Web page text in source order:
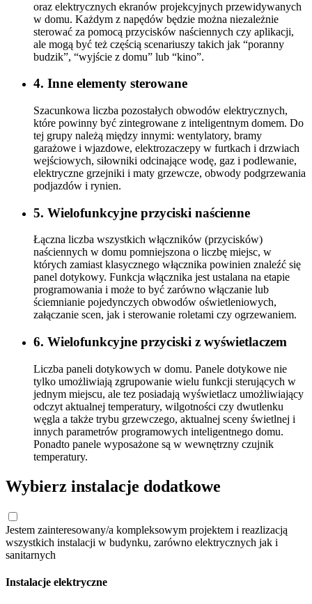
oraz elektrycznych ekranów projekcyjnych przewidywanych
w domu. Każdym z napędów będzie można niezależnie
sterować za pomocą przycisków naściennych czy aplikacji,
ale mogą być też częścią scenariuszy takich jak “poranny
budzik”, “wyjście z domu” lub “kino”.
4. Inne elementy sterowane
Szacunkowa liczba pozostałych obwodów elektrycznych,
które powinny być zintegrowane z inteligentnym domem. Do
tej grupy należą między innymi: wentylatory, bramy
garażowe i wjazdowe, elektrozaczepy w furtkach i drzwiach
wejściowych, siłowniki odcinające wodę, gaz i podlewanie,
elektryczne grzejniki i maty grzewcze, obwody podgrzewania
podjazdów i rynien.
5. Wielofunkcyjne przyciski naścienne
Łączna liczba wszystkich włączników (przycisków)
naściennych w domu pomniejszona o liczbę miejsc, w
których zamiast klasycznego włącznika powinien znaleźć się
panel dotykowy. Funkcja włącznika jest ustalana na etapie
programowania i może to być zarówno włączanie lub
ściemnianie pojedynczych obwodów oświetleniowych,
załączanie scen, jak i sterowanie roletami czy ogrzewaniem.
6. Wielofunkcyjne przyciski z wyświetlaczem
Liczba paneli dotykowych w domu. Panele dotykowe nie
tylko umożliwiają zgrupowanie wielu funkcji sterujących w
jednym miejscu, ale tez posiadają wyświetlacz umożliwiający
odczyt aktualnej temperatury, wilgotności czy dwutlenku
węgla a także trybu grzewczego, aktualnej sceny świetlnej i
innych parametrów programowych inteligentnego domu.
Ponadto panele wyposażone są w wewnętrzny czujnik
temperatury.
Wybierz instalacje dodatkowe
Jestem zainteresowany/a kompleksowym projektem i reazlizacją
wszystkich instalacji w budynku, zarówno elektrycznych jak i
sanitarnych
Instalacje elektryczne